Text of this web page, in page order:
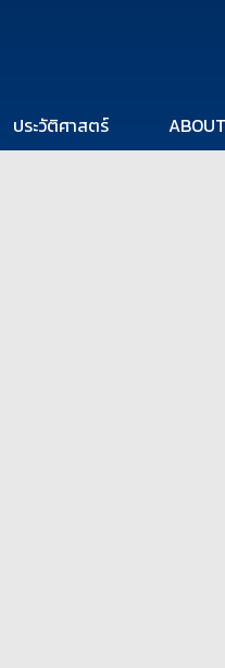
ประวัติศาสตร์ ABOUT